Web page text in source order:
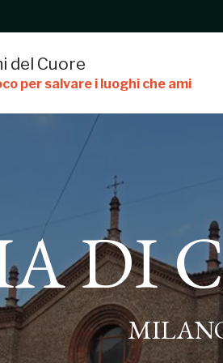
del Cuore
per salvare i luoghi che ami
DI